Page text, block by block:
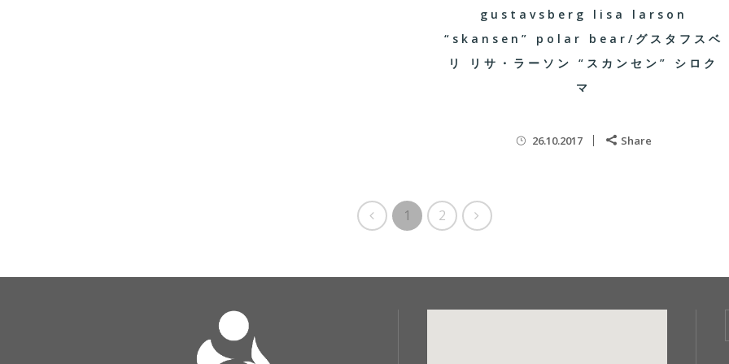
gustavsberg lisa larson
“skansen” polar bear/グスタフスベ
リ リサ・ラーソン “スカンセン” シロク
マ
26.10.2017 Share
1 2